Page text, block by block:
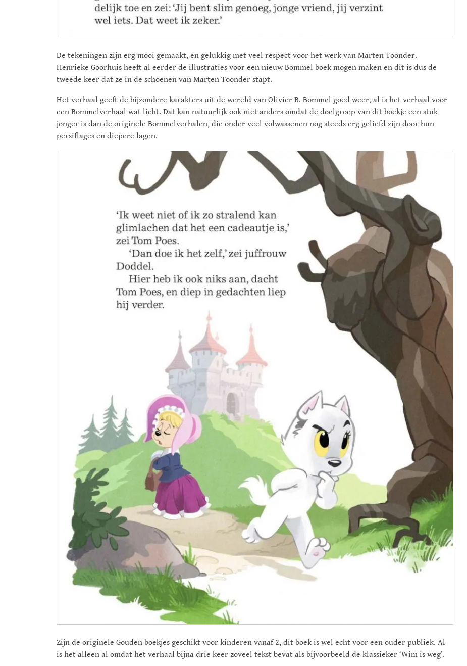
De tekeningen zijn erg mooi gemaakt, en gelukkig met veel respect voor het werk van Marten Toonder.
Henrieke Goorhuis heeft al eerder de illustraties voor een nieuw Bommel boek mogen maken en dit is dus de
tweede keer dat ze in de schoenen van Marten Toonder stapt.
Het verhaal geeft de bijzondere karakters uit de wereld van Olivier B. Bommel goed weer, al is het verhaal voor
een Bommelverhaal wat licht. Dat kan natuurlijk ook niet anders omdat de doelgroep van dit boekje een stuk
jonger is dan de originele Bommelverhalen, die onder veel volwassenen nog steeds erg geliefd zijn door hun
persiflages en diepere lagen.
Zijn de originele Gouden boekjes geschikt voor kinderen vanaf 2, dit boek is wel echt voor een ouder publiek. Al
is het alleen al omdat het verhaal bijna drie keer zoveel tekst bevat als bijvoorbeeld de klassieker ‘Wim is weg’.